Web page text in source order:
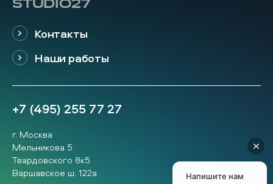
STUDIO27
Контакты
Наши работы
+7 (495) 255 77 27
г. Москва
Мельникова 5
Твардовского 8к5
Варшавское ш. 122а
Напишите нам